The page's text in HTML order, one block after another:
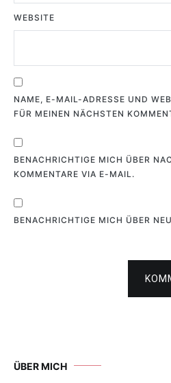
WEBSITE
NAME, E-MAIL-ADRESSE UND
FÜR MEINEN NÄCHSTEN
BENACHRICHTIGE MICH ÜBER
KOMMENTARE VIA E-MAIL.
BENACHRICHTIGE MICH ÜBER
ÜBER MICH